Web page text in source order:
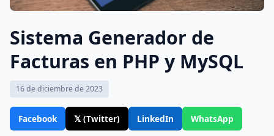
Sistema Generador de
Facturas en PHP y MySQL
16 de diciembre de 2023
Facebook 𝕏 (Twitter) LinkedIn WhatsApp